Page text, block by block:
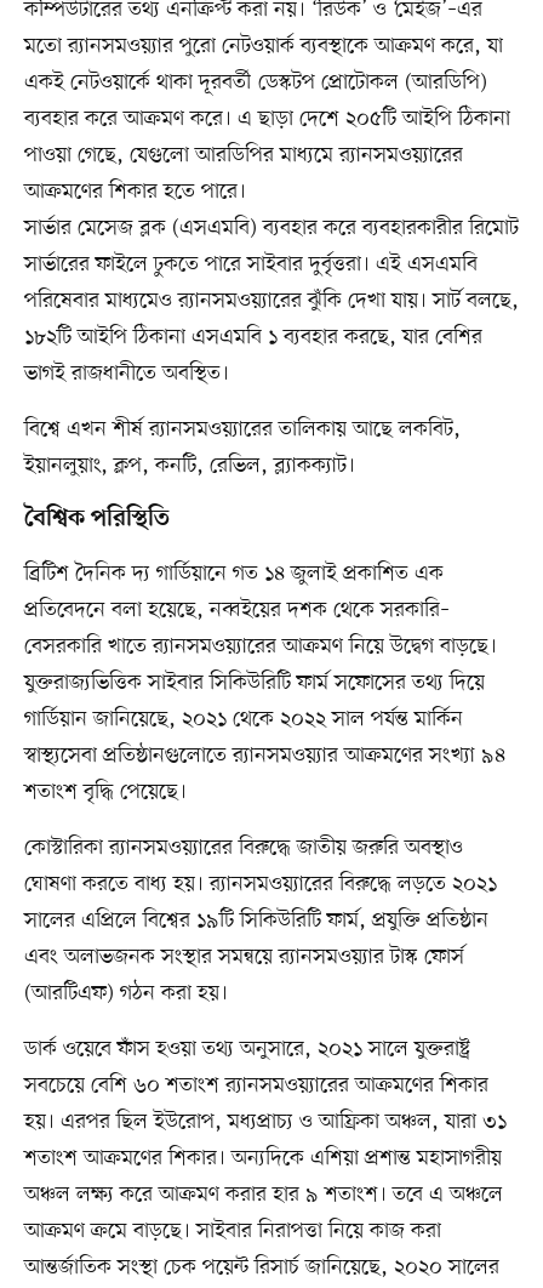
কম্পিউটারের তথ্য এনক্রিপ্ট করা নয়। ‘রিউক’ ও ‘মেইজ’–এর
মতো র‌্যানসমওয়্যার পুরো নেটওয়ার্ক ব্যবস্থাকে আক্রমণ করে, যা
একই নেটওয়ার্কে থাকা দূরবর্তী ডেস্কটপ প্রোটোকল (আরডিপি)
ব্যবহার করে আক্রমণ করে। এ ছাড়া দেশে ২০৫টি আইপি ঠিকানা
পাওয়া গেছে, যেগুলো আরডিপির মাধ্যমে র‌্যানসমওয়্যারের
আক্রমণের শিকার হতে পারে।
সার্ভার মেসেজ ব্লক (এসএমবি) ব্যবহার করে ব্যবহারকারীর রিমোট
সার্ভারের ফাইলে ঢুকতে পারে সাইবার দুর্বৃত্তরা। এই এসএমবি
পরিষেবার মাধ্যমেও র‌্যানসমওয়্যারের ঝুঁকি দেখা যায়। সার্ট বলছে,
১৮২টি আইপি ঠিকানা এসএমবি ১ ব্যবহার করছে, যার বেশির
ভাগই রাজধানীতে অবস্থিত।
বিশ্বে এখন শীর্ষ র‌্যানসমওয়্যারের তালিকায় আছে লকবিট,
ইয়ানলুয়াং, ক্লপ, কনটি, রেভিল, ব্ল্যাকক্যাট।
বৈশ্বিক পরিস্থিতি
ব্রিটিশ দৈনিক দ্য গার্ডিয়ানে গত ১৪ জুলাই প্রকাশিত এক
প্রতিবেদনে বলা হয়েছে, নব্বইয়ের দশক থেকে সরকারি–
বেসরকারি খাতে র‌্যানসমওয়্যারের আক্রমণ নিয়ে উদ্বেগ বাড়ছে।
যুক্তরাজ্যভিত্তিক সাইবার সিকিউরিটি ফার্ম সফোসের তথ্য দিয়ে
গার্ডিয়ান জানিয়েছে, ২০২১ থেকে ২০২২ সাল পর্যন্ত মার্কিন
স্বাস্থ্যসেবা প্রতিষ্ঠানগুলোতে র‌্যানসমওয়্যার আক্রমণের সংখ্যা ৯৪
শতাংশ বৃদ্ধি পেয়েছে।
কোস্টারিকা র‌্যানসমওয়্যারের বিরুদ্ধে জাতীয় জরুরি অবস্থাও
ঘোষণা করতে বাধ্য হয়। র‌্যানসমওয়্যারের বিরুদ্ধে লড়তে ২০২১
সালের এপ্রিলে বিশ্বের ১৯টি সিকিউরিটি ফার্ম, প্রযুক্তি প্রতিষ্ঠান
এবং অলাভজনক সংস্থার সমন্বয়ে র‌্যানসমওয়্যার টাস্ক ফোর্স
(আরটিএফ) গঠন করা হয়।
ডার্ক ওয়েবে ফাঁস হওয়া তথ্য অনুসারে, ২০২১ সালে যুক্তরাষ্ট্র
সবচেয়ে বেশি ৬০ শতাংশ র‌্যানসমওয়্যারের আক্রমণের শিকার
হয়। এরপর ছিল ইউরোপ, মধ্যপ্রাচ্য ও আফ্রিকা অঞ্চল, যারা ৩১
শতাংশ আক্রমণের শিকার। অন্যদিকে এশিয়া প্রশান্ত মহাসাগরীয়
অঞ্চল লক্ষ্য করে আক্রমণ করার হার ৯ শতাংশ। তবে এ অঞ্চলে
আক্রমণ ক্রমে বাড়ছে। সাইবার নিরাপত্তা নিয়ে কাজ করা
আন্তর্জাতিক সংস্থা চেক পয়েন্ট রিসার্চ জানিয়েছে, ২০২০ সালের